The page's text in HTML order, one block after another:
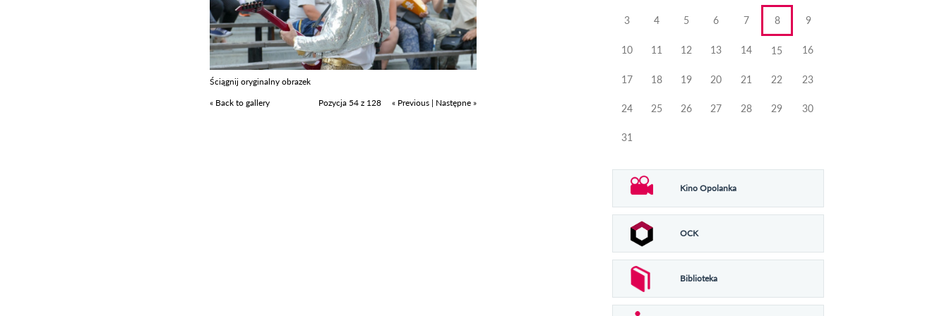
Ściągnij oryginalny obrazek
« Back to gallery
Pozycja 54 z 128 « Previous | Następne »
3 4 5 6 7 8 9
10 11 12 13 14 15 16
17 18 19 20 21 22 23
24 25 26 27 28 29 30
31
Kino Opolanka
OCK
Biblioteka